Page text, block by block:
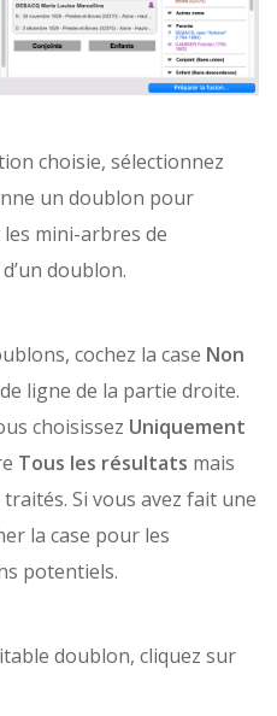
choisie, sélectionnez
un doublon pour
mini-arbres de
doublon.
cochez la case Non
ligne de la partie droite.
choisissez Uniquement
Tous les résultats mais
Si vous avez fait une
la case pour les
potentiels.
doublon, cliquez sur